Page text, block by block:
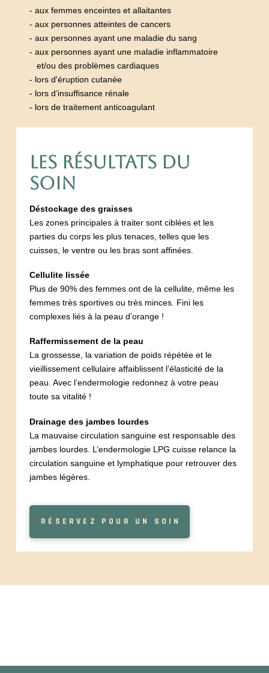
- aux femmes enceintes et allaitantes
- aux personnes atteintes de cancers
- aux personnes ayant une maladie du sang
- aux personnes ayant une maladie inflammatoire
et/ou des problèmes cardiaques
- lors d'éruption cutanée
- lors d’insuffisance rénale
- lors de traitement anticoagulant
LES RÉSULTATS DU
SOIN
Déstockage des graisses
Les zones principales à traiter sont ciblées et les
parties du corps les plus tenaces, telles que les
cuisses, le ventre ou les bras sont affinées.
Cellulite lissée
Plus de 90% des femmes ont de la cellulite, même les
femmes très sportives ou très minces. Fini les
complexes liés à la peau d’orange !
Raffermissement de la peau
La grossesse, la variation de poids répétée et le
vieillissement cellulaire affaiblissent l’élasticité de la
peau. Avec l’endermologie redonnez à votre peau
toute sa vitalité !
Drainage des jambes lourdes
La mauvaise circulation sanguine est responsable des
jambes lourdes. L’endermologie LPG cuisse relance la
circulation sanguine et lymphatique pour retrouver des
jambes légères.
RÉSERVEZ POUR UN SOIN